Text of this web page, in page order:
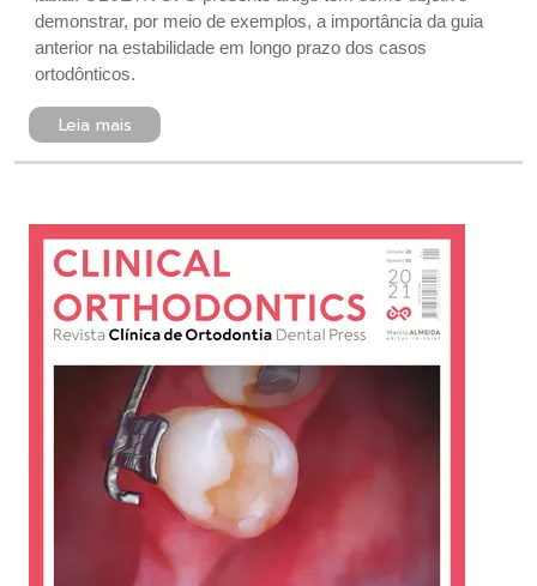
demonstrar, por meio de exemplos, a importância da guia
anterior na estabilidade em longo prazo dos casos
ortodônticos.
Leia mais